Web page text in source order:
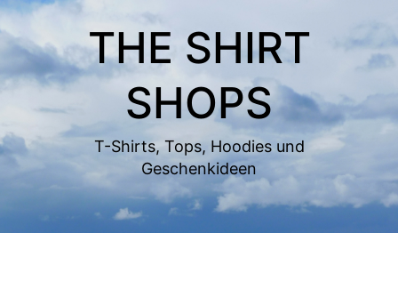
Zum
Inhalt
springen
THE SHIRT
SHOPS
T-Shirts, Tops, Hoodies und
Geschenkideen